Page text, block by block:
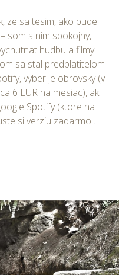
ze sa tesim, ako bude
som s nim spokojny,
hudbu a filmy.
sa stal predplatitelom
vyber je obrovsky (v
6 EUR na mesiac), ak
Spotify (ktore na
si verziu zadarmo…